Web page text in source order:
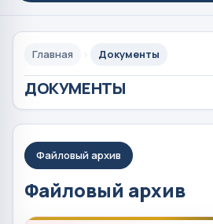
Главная Документы
ДОКУМЕНТЫ
Файловый архив
Файловый архив